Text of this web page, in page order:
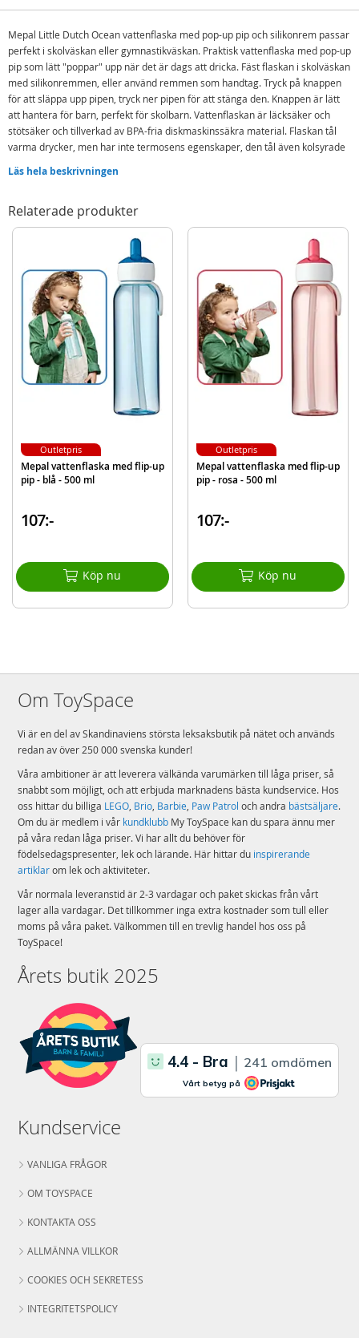
Mepal Little Dutch Ocean vattenflaska med pop-up pip och silikonrem passar
perfekt i skolväskan eller gymnastikväskan. Praktisk vattenflaska med pop-up
pip som lätt "poppar" upp när det är dags att dricka. Fäst flaskan i skolväskan
med silikonremmen, eller använd remmen som handtag. Tryck på knappen
för att släppa upp pipen, tryck ner pipen för att stänga den. Knappen är lätt
att hantera för barn, perfekt för skolbarn. Vattenflaskan är läcksäker och
stötsäker och tillverkad av BPA-fria diskmaskinssäkra material. Flaskan tål
varma drycker, men har inte termosens egenskaper, den tål även kolsyrade
Mepal Little Dutch Ocean vattenflaska
Detaljer:
Motiv: Little Dutch Ocean
Mått: 17 x 6 cm (HxD)
Material: BPA fri plast
Volym: 400 ml
Kan diskas i diskmaskin
Ålder: från 3 år
Produkterna tål inte mikrovågsugn eller frys.
EAN 8711269999869
Varumärke Mepal
Läs hela beskrivningen
Relaterade produkter
Mepal vattenflaska med flip-up
pip - blå - 500 ml
107:-
Köp nu
Outletpris
Mepal vattenflaska med flip-up
pip - rosa - 500 ml
107:-
Köp nu
Outletpris
Om ToySpace
Vi är en del av Skandinaviens största leksaksbutik på nätet och används
redan av över 250 000 svenska kunder!
Våra ambitioner är att leverera välkända varumärken till låga priser, så
snabbt som möjligt, och att erbjuda marknadens bästa kundservice. Hos
oss hittar du billiga LEGO, Brio, Barbie, Paw Patrol och andra bästsäljare.
Om du är medlem i vår kundklubb My ToySpace kan du spara ännu mer
på våra redan låga priser. Vi har allt du behöver för
födelsedagspresenter, lek och lärande. Här hittar du inspirerande
artiklarom lek och aktiviteter.
Vår normala leveranstid är 2-3 vardagar och paket skickas från vårt
lager alla vardagar. Det tillkommer inga extra kostnader som tull eller
moms på våra paket. Välkommen till en trevlig handel hos oss på
ToySpace!
Årets butik 2025
Kundservice
VANLIGA FRÅGOR
OM TOYSPACE
KONTAKTA OSS
ALLMÄNNA VILLKOR
COOKIES OCH SEKRETESS
INTEGRITETSPOLICY